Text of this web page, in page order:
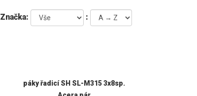
Značka: :
páky řadicí SH SL-M315 3x8sp.